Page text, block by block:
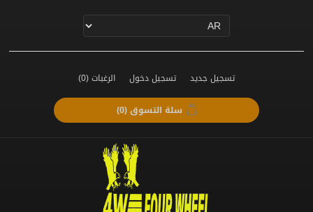
تسجيل جديد تسجيل دخول الرغبات(0)
سلة التسوق(0)